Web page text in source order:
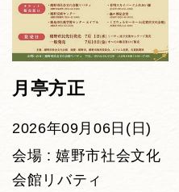
月亭方正
2026年09月06日(日)
会場 : 嬉野市社会文化
会館リバティ